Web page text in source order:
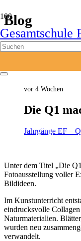
Gesamtschule
Blog
Start
Jahrgänge EF - Q2
vor 4 Wochen
Die Q1
Jahrgänge EF –
Unter dem Titel „Die
Fotoausstellung voller
Bildideen.
Im Kunstunterricht
eindrucksvolle
Naturmaterialien.
wurden neu
verwandelt.